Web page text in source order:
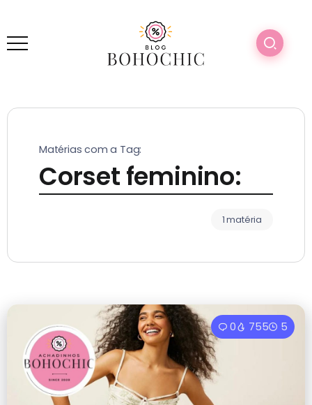
Matérias com a Tag:
Corset feminino:
1 matéria
0 755 5